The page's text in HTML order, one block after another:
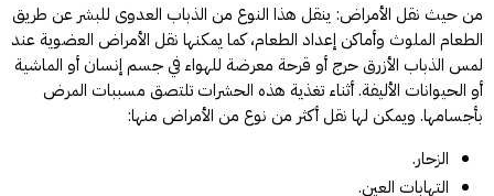
من حيث نقل الأمراض: ينقل هذا النوع من الذباب العدوى للبشر عن طريق
الطعام الملوث وأماكن إعداد الطعام، كما يمكنها نقل الأمراض العضوية عند
لمس الذباب الأزرق حرج أو قرحة معرضة للهواء في جسم إنسان أو الماشية
أو الحيوانات الأليفة. أثناء تغذية هذه الحشرات تلتصق مسببات المرض
بأجسامها. ويمكن لها نقل أكثر من نوع من الأمراض منها:
الزحار.
التهابات العين.